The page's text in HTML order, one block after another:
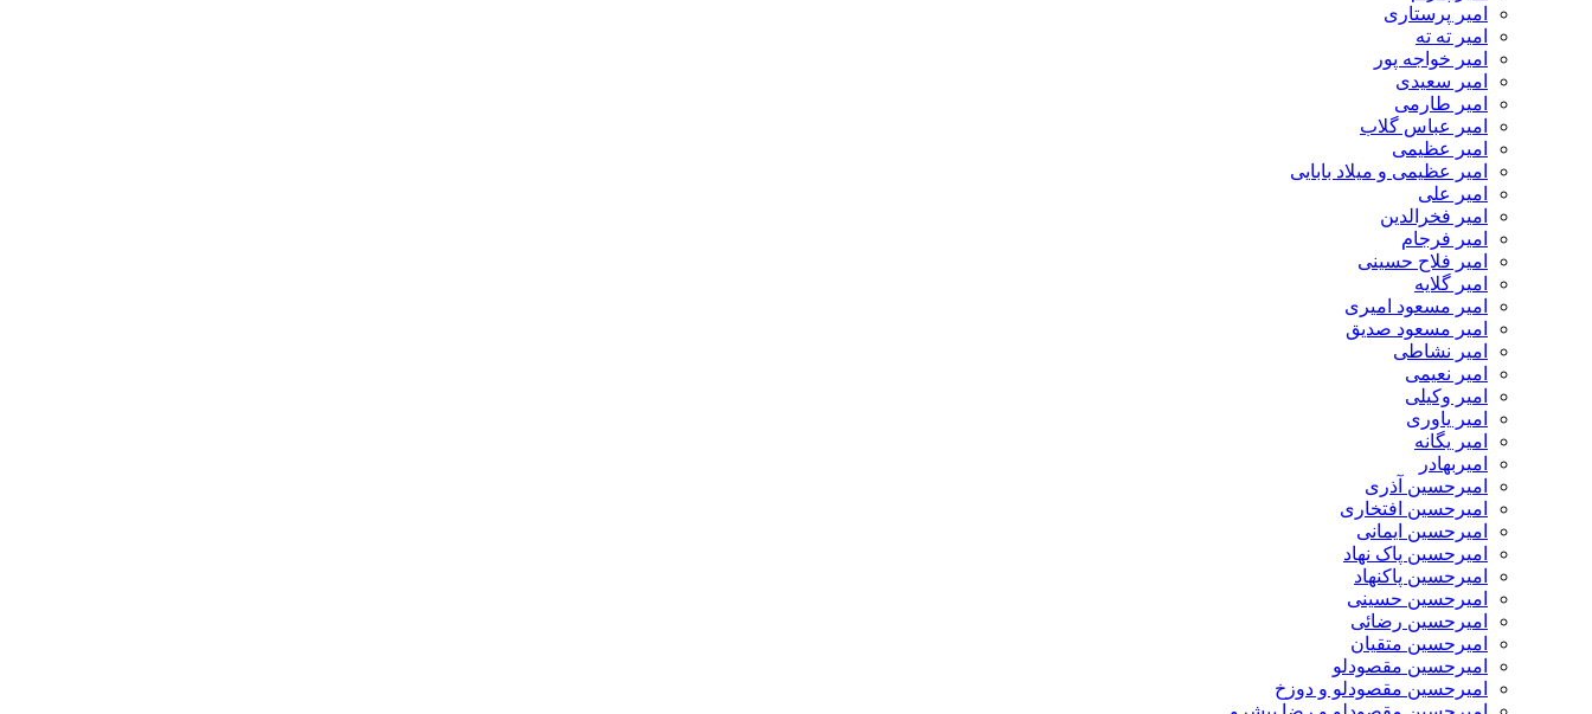
امیر پرستاری
امیر ته ته
امیر خواجه پور
امیر سعیدی
امیر طارمی
امیر عباس گلاب
امیر عظیمی
امیر عظیمی و میلاد بابایی
امیر علی
امیر فخرالدین
امیر فرجام
امیر فلاح حسینی
امیر گلایه
امیر مسعود امیری
امیر مسعود صدیق
امیر نشاطی
امیر نعیمی
امیر وکیلی
امیر یاوری
امیر یگانه
امیربهادر
امیرحسین آذری
امیرحسین افتخاری
امیرحسین ایمانی
امیرحسین پاک نهاد
امیرحسین پاکنهاد
امیرحسین حسینی
امیرحسین رضائی
امیرحسین متقیان
امیرحسین مقصودلو
امیرحسین مقصودلو و دوزخ